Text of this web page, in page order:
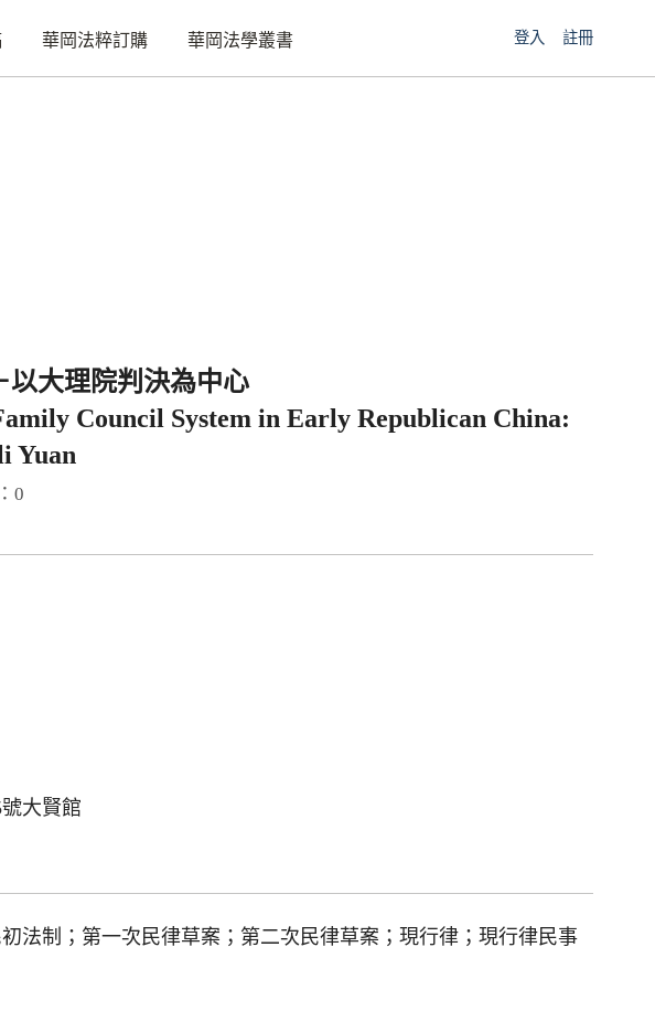
華岡法粹訂購 華岡法學叢書 登入 註冊
以大理院判決為中心
Council System in Early Republican China:
Yuan
0
大賢館
法制；第一次民律草案；第二次民律草案；現行律；現行律民事